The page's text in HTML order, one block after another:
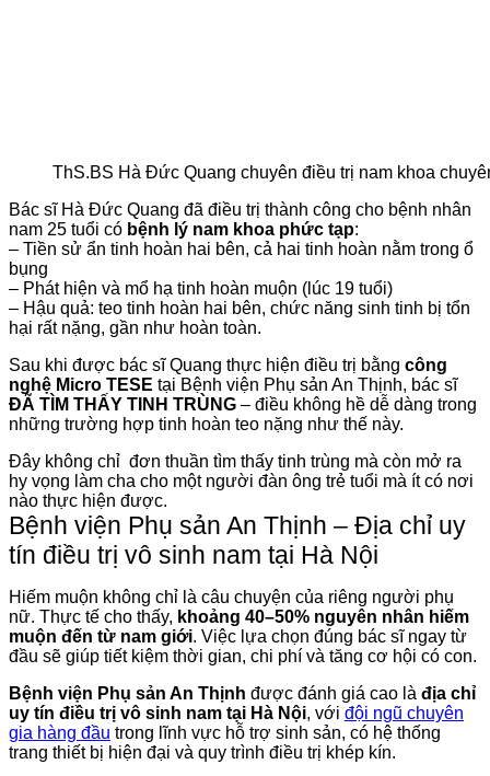
ThS.BS Hà Đức Quang chuyên điều trị nam khoa
Bác sĩ Hà Đức Quang đã điều trị thành công cho bệnh nhân
nam 25 tuổi có bệnh lý nam khoa phức tạp:
– Tiền sử ẩn tinh hoàn hai bên, cả hai tinh hoàn nằm trong ổ
bụng
– Phát hiện và mổ hạ tinh hoàn muộn (lúc 19 tuổi)
– Hậu quả: teo tinh hoàn hai bên, chức năng sinh tinh bị tổn
hại rất nặng, gần như hoàn toàn.
Sau khi được bác sĩ Quang thực hiện điều trị bằng công
nghệ Micro TESE tại Bệnh viện Phụ sản An Thịnh, bác sĩ
ĐÃ TÌM THẤY TINH TRÙNG – điều không hề dễ dàng trong
những trường hợp tinh hoàn teo nặng như thế này.
Đây không chỉ đơn thuần tìm thấy tinh trùng mà còn mở ra
hy vọng làm cha cho một người đàn ông trẻ tuổi mà ít có nơi
nào thực hiện được.
Bệnh viện Phụ sản An Thịnh – Địa chỉ uy
tín điều trị vô sinh nam tại Hà Nội
Hiếm muộn không chỉ là câu chuyện của riêng người phụ
nữ. Thực tế cho thấy, khoảng 40–50% nguyên nhân hiếm
muộn đến từ nam giới. Việc lựa chọn đúng bác sĩ ngay từ
đầu sẽ giúp tiết kiệm thời gian, chi phí và tăng cơ hội có con.
Bệnh viện Phụ sản An Thịnh được đánh giá cao là địa chỉ
uy tín điều trị vô sinh nam tại Hà Nội, với đội ngũ chuyên
gia hàng đầu trong lĩnh vực hỗ trợ sinh sản, có hệ thống
trang thiết bị hiện đại và quy trình điều trị khép kín.